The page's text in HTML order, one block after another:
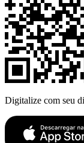
Digitalize com seu